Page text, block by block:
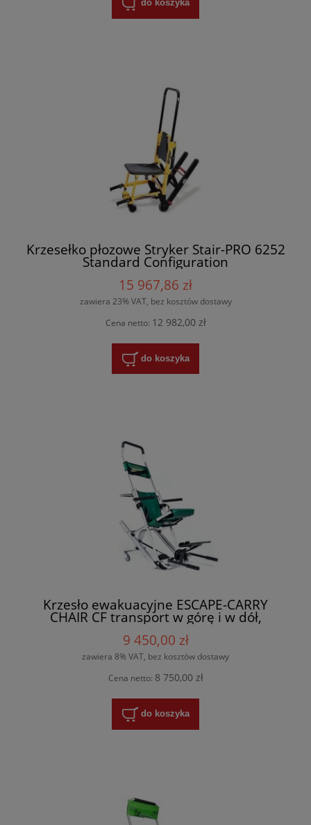
do koszyka
Krzesełko płozowe Stryker Stair-PRO 6252
Standard Configuration
15 967,86 zł
zawiera 23% VAT, bez kosztów dostawy
Cena netto: 12 982,00 zł
do koszyka
Krzesło ewakuacyjne ESCAPE-CARRY
CHAIR CF transport w górę i w dół,
wieszak i pokrowiec w zestawie, udźwig
185kg, 3 lata gwarancji
9 450,00 zł
zawiera 8% VAT, bez kosztów dostawy
Cena netto: 8 750,00 zł
do koszyka